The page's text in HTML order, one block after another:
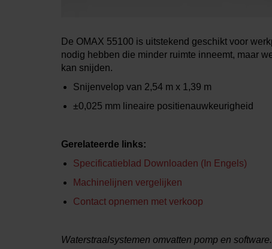
De OMAX 55100 is uitstekend geschikt voor
nodig hebben die minder ruimte inneemt, maar
kan snijden.
Snijenvelop van 2,54 m x 1,39 m
±0,025 mm lineaire positienauwkeurigheid
Gerelateerde links:
Specificatieblad Downloaden (in Engels)
Machinelijnen vergelijken
Contact opnemen met verkoop
Waterstraalsystemen omvatten pomp en software.